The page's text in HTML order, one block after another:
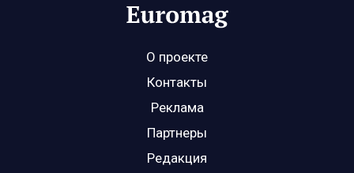
О проекте
Контакты
Реклама
Партнеры
Редакция